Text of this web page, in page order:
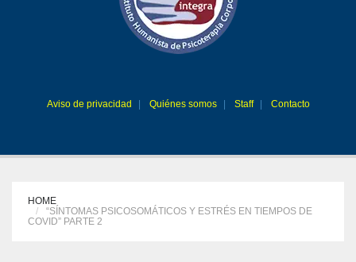
Aviso de privacidad Quiénes somos Staff Contacto
HOME
“SÍNTOMAS PSICOSOMÁTICOS Y ESTRÉS EN TIEMPOS DE
COVID” PARTE 2